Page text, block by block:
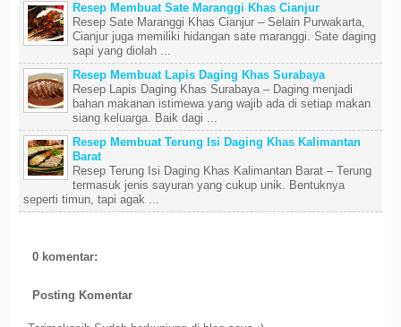
Resep Membuat Sate Maranggi Khas Cianjur
Resep Sate Maranggi Khas Cianjur – Selain Purwakarta,
Cianjur juga memiliki hidangan sate maranggi. Sate daging
sapi yang diolah ...
Resep Membuat Lapis Daging Khas Surabaya
Resep Lapis Daging Khas Surabaya – Daging menjadi
bahan makanan istimewa yang wajib ada di setiap makan
siang keluarga. Baik dagi ...
Resep Membuat Terung Isi Daging Khas Kalimantan
Barat
Resep Terung Isi Daging Khas Kalimantan Barat – Terung
termasuk jenis sayuran yang cukup unik. Bentuknya
seperti timun, tapi agak ...
0 komentar:
Posting Komentar